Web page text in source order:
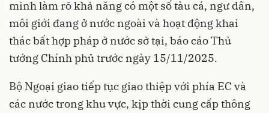
minh làm rõ khả năng có một số tàu cá, ngư dân,
môi giới đang ở nước ngoài và hoạt động khai
thác bất hợp pháp ở nước sở tại, báo cáo Thủ
tướng Chính phủ trước ngày 15/11/2025.
Bộ Ngoại giao tiếp tục giao thiệp với phía EC và
các nước trong khu vực, kịp thời cung cấp thông